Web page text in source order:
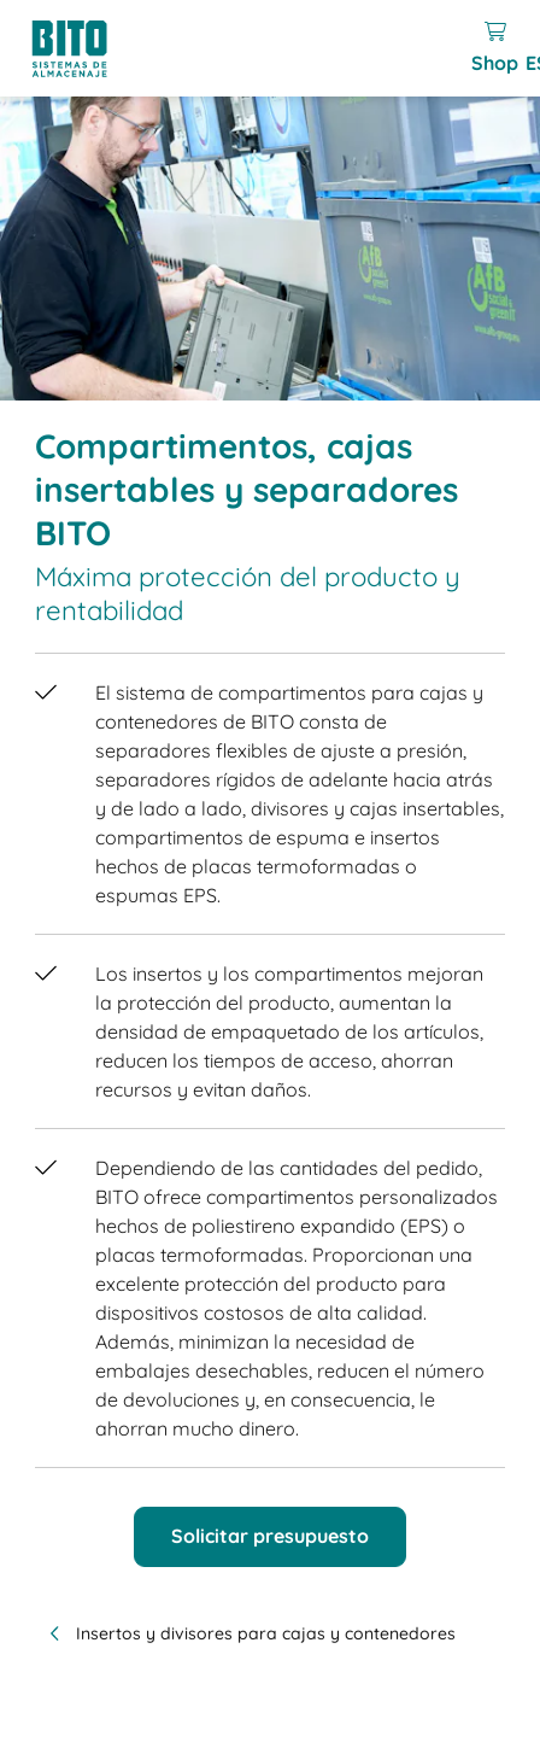
Shop
Compartimentos, cajas
insertables y separadores
BITO
Máxima protección del producto y
rentabilidad
El sistema de compartimentos para cajas y
contenedores de BITO consta de
separadores flexibles de ajuste a presión,
separadores rígidos de adelante hacia atrás
y de lado a lado, divisores y cajas insertables,
compartimentos de espuma e insertos
hechos de placas termoformadas o
espumas EPS.
Los insertos y los compartimentos mejoran
la protección del producto, aumentan la
densidad de empaquetado de los artículos,
reducen los tiempos de acceso, ahorran
recursos y evitan daños.
Dependiendo de las cantidades del pedido,
BITO ofrece compartimentos personalizados
hechos de poliestireno expandido (EPS) o
placas termoformadas. Proporcionan una
excelente protección del producto para
dispositivos costosos de alta calidad.
Además, minimizan la necesidad de
embalajes desechables, reducen el número
de devoluciones y, en consecuencia, le
ahorran mucho dinero.
Solicitar presupuesto
Insertos y divisores para cajas y contenedores